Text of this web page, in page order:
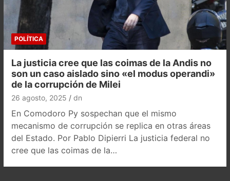
POLÍTICA
La justicia cree que las coimas de la Andis no
son un caso aislado sino «el modus operandi»
de la corrupción de Milei
26 agosto, 2025 dn
En Comodoro Py sospechan que el mismo
mecanismo de corrupción se replica en otras áreas
del Estado. Por Pablo Dipierri La justicia federal no
cree que las coimas de la…